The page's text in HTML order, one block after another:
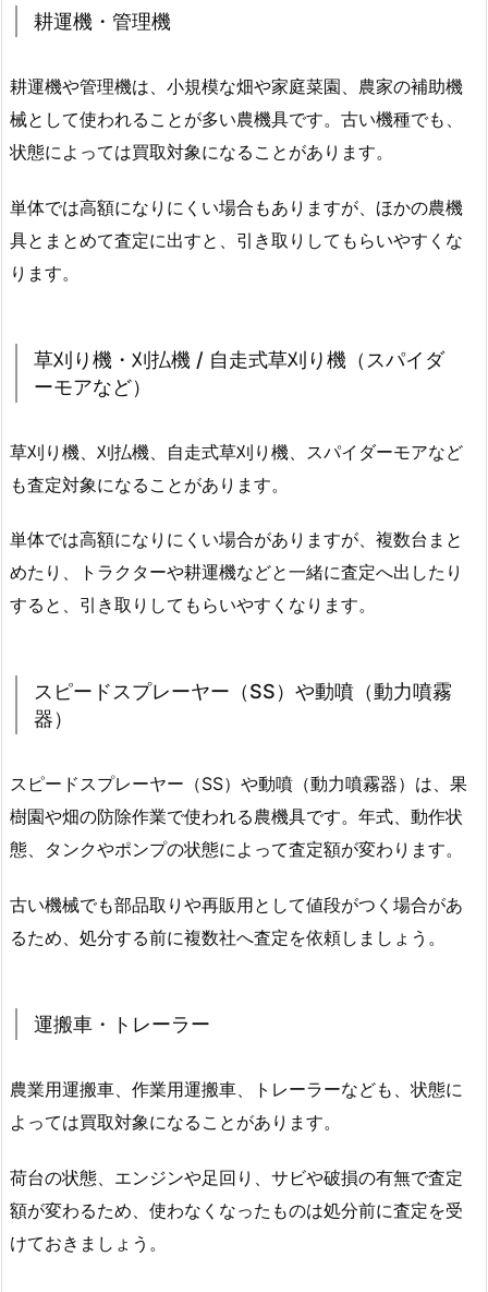
耕運機・管理機
耕運機や管理機は、小規模な畑や家庭菜園、農家の補助機
械として使われることが多い農機具です。古い機種でも、
状態によっては買取対象になることがあります。
単体では高額になりにくい場合もありますが、ほかの農機
具とまとめて査定に出すと、引き取りしてもらいやすくな
ります。
草刈り機・刈払機 / 自走式草刈り機（スパイダ
ーモアなど）
草刈り機、刈払機、自走式草刈り機、スパイダーモアなど
も査定対象になることがあります。
単体では高額になりにくい場合がありますが、複数台まと
めたり、トラクターや耕運機などと一緒に査定へ出したり
すると、引き取りしてもらいやすくなります。
スピードスプレーヤー（SS）や動噴（動力噴霧
器）
スピードスプレーヤー（SS）や動噴（動力噴霧器）は、果
樹園や畑の防除作業で使われる農機具です。年式、動作状
態、タンクやポンプの状態によって査定額が変わります。
古い機械でも部品取りや再販用として値段がつく場合があ
るため、処分する前に複数社へ査定を依頼しましょう。
運搬車・トレーラー
農業用運搬車、作業用運搬車、トレーラーなども、状態に
よっては買取対象になることがあります。
荷台の状態、エンジンや足回り、サビや破損の有無で査定
額が変わるため、使わなくなったものは処分前に査定を受
けておきましょう。